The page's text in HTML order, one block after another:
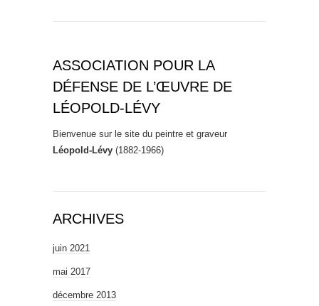
ASSOCIATION POUR LA
DÉFENSE DE L’ŒUVRE DE
LÉOPOLD-LÉVY
Bienvenue sur le site du peintre et graveur
Léopold-Lévy (1882-1966)
ARCHIVES
juin 2021
mai 2017
décembre 2013